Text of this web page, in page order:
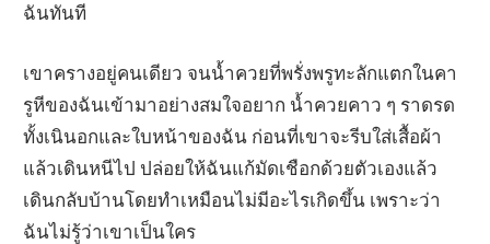
ฉันทันที
เขาครางอยู่คนเดียว จนน้ำควยที่พรั่งพรูทะลักแตกในคา
รูหีของฉันเข้ามาอย่างสมใจอยาก น้ำควยคาว ๆ ราดรด
ทั้งเนินอกและใบหน้าของฉัน ก่อนที่เขาจะรีบใส่เสื้อผ้า
แล้วเดินหนีไป ปล่อยให้ฉันแก้มัดเชือกด้วยตัวเองแล้ว
เดินกลับบ้านโดยทำเหมือนไม่มีอะไรเกิดขึ้น เพราะว่า
ฉันไม่รู้ว่าเขาเป็นใคร